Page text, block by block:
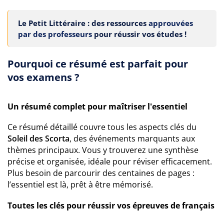
Le Petit Littéraire : des ressources approuvées
par des professeurs pour réussir vos études !
Pourquoi ce résumé est parfait pour
vos examens ?
Un résumé complet pour maîtriser l'essentiel
Ce résumé détaillé couvre tous les aspects clés du
Soleil des Scorta, des événements marquants aux
thèmes principaux. Vous y trouverez une synthèse
précise et organisée, idéale pour réviser efficacement.
Plus besoin de parcourir des centaines de pages :
l’essentiel est là, prêt à être mémorisé.
Toutes les clés pour réussir vos épreuves de français